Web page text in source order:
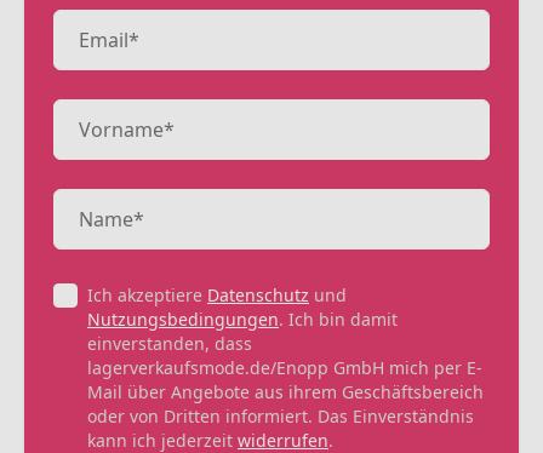
Ich akzeptiere Datenschutz und
Nutzungsbedingungen. Ich bin damit
einverstanden, dass
lagerverkaufsmode.de/Enopp GmbH mich per E-
Mail über Angebote aus ihrem Geschäftsbereich
oder von Dritten informiert. Das Einverständnis
kann ich jederzeit widerrufen.